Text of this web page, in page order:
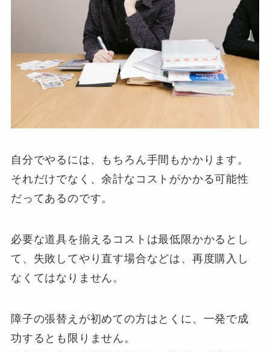
自分でやるには、もちろん手間もかかります。
それだけでなく、余計なコストがかかる可能性
だってあるのです。
必要な道具を揃えるコストは最低限かかるとし
て、失敗してやり直す場合などは、再度購入し
なくてはなりません。
障子の張替えが初めての方はとくに、一発で成
功するとも限りません。